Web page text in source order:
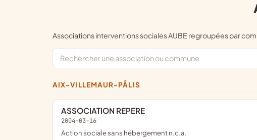
Associations interventions sociales AUBE regroupées par
AIX-VILLEMAUR-PÂLIS
ASSOCIATION REPERE
2004-03-16
Action sociale sans hébergement n.c.a.